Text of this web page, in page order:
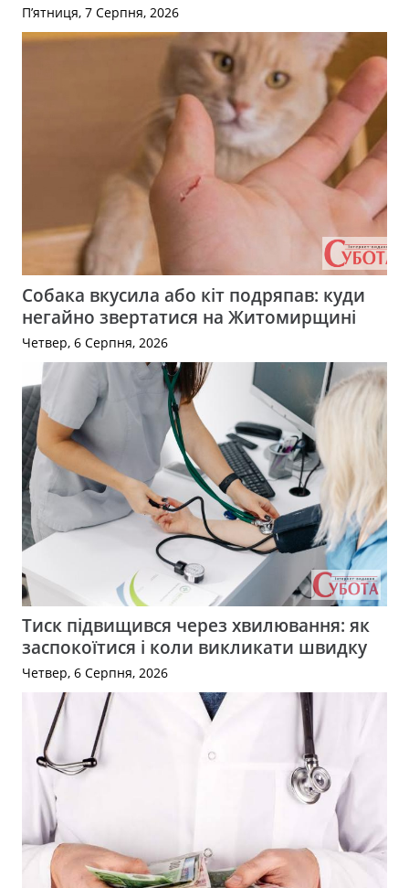
П’ятниця, 7 Серпня, 2026
Собака вкусила або кіт подряпав: куди
негайно звертатися на Житомирщині
Четвер, 6 Серпня, 2026
Тиск підвищився через хвилювання: як
заспокоїтися і коли викликати швидку
Четвер, 6 Серпня, 2026